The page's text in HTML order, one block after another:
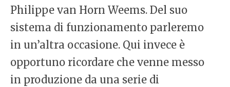
Philippe van Horn Weems. Del suo
sistema di funzionamento parleremo
in un’altra occasione. Qui invece è
opportuno ricordare che venne messo
in produzione da una serie di